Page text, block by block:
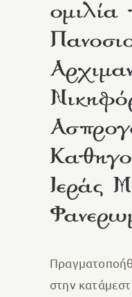
ομιλία
Ιεράς
στην